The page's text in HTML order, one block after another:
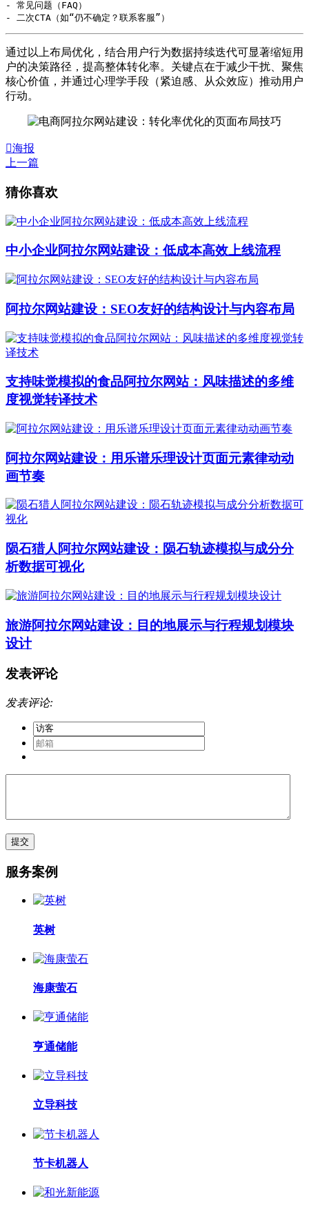
- 常见问题（FAQ）
通过以上布局优化，结合用户行为数据持续迭代可显著缩短用
户的决策路径，提高整体转化率。关键点在于减少干扰、聚焦
核心价值，并通过心理学手段（紧迫感、从众效应）推动用户
行动。
海报
上一篇
猜你喜欢
中小企业阿拉尔网站建设：低成本高效上线流程
阿拉尔网站建设：SEO友好的结构设计与内容布局
支持味觉模拟的食品阿拉尔网站：风味描述的多维
度视觉转译技术
阿拉尔网站建设：用乐谱乐理设计页面元素律动动
画节奏
陨石猎人阿拉尔网站建设：陨石轨迹模拟与成分分
析数据可视化
旅游阿拉尔网站建设：目的地展示与行程规划模块
设计
发表评论
发表评论:
服务案例
英树
海康萤石
亨通储能
立导科技
节卡机器人